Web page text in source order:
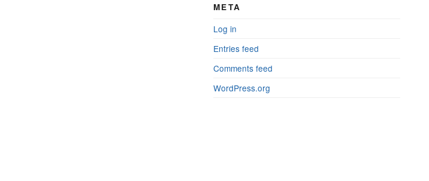
META
Log in
Entries feed
Comments feed
WordPress.org